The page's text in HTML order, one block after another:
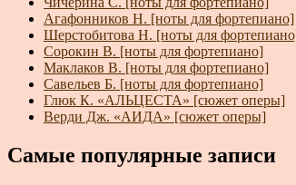
Агафонников Н. [ноты для фортепиано]
Шерстобитова Н. [ноты для
Сорокин В. [ноты для фортепиано]
Маклаков В. [ноты для фортепиано]
Савельев Б. [ноты для фортепиано]
Глюк К. «АЛЬЦЕСТА» [сюжет оперы]
Верди Дж. «АИДА» [сюжет оперы]
Самые популярные записи